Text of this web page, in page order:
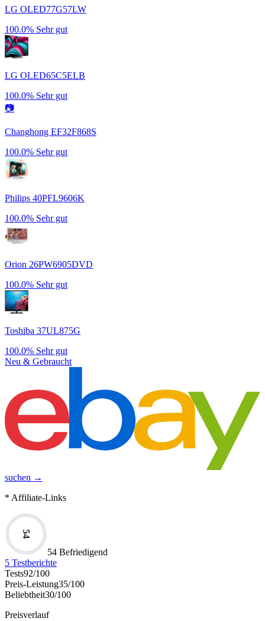
LG OLED77G57LW
100.0% Sehr gut
LG OLED65C5ELB
100.0% Sehr gut
📷
Changhong EF32F868S
100.0% Sehr gut
Philips 40PFL9606K
100.0% Sehr gut
Orion 26PW6905DVD
100.0% Sehr gut
Toshiba 37UL875G
100.0% Sehr gut
Neu & Gebraucht
suchen →
* Affiliate-Links
54
54 Befriedigend
5 Testberichte
Tests92/100
Preis-Leistung35/100
Beliebtheit30/100
Preisverlauf